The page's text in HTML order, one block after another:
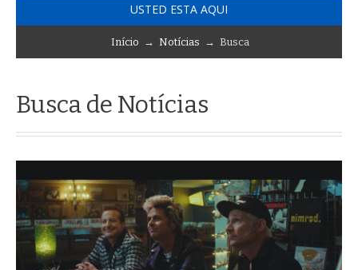
USTED ESTA AQUI
Início → Notícias → Busca
Busca de Notícias